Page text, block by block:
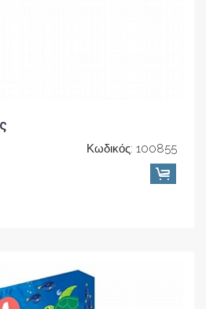
Κωδικός: 100855